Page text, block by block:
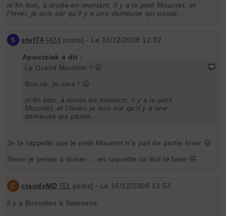
m'fin bon, à droite en montant, il y a le petit Mountet, et
l'hiver, je suis sûr qu'il y a une dameuse qui passe...
S stef74[424 posts] - Le 16/12/2008 12:32
Apoutsiak a dit :
Le Grand Mountet ? 🤭
Bon ok, je sors ! 😜 :
m'fin bon, à droite en montant, il y a le petit
Mountet, et l'hiver, je suis sûr qu'il y a une
dameuse qui passe...
Je te rappelle que le petit Mountet n'a pas de partie hiver 😜
Sinon je pense à durier ... en raquette ca doit le faire 🤣
C claudeMD [51 posts] - Le 16/12/2008 13:53
il y a Bossetan à Samoens